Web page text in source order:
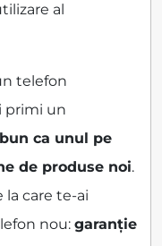
al
telefon
primi un
ca unul pe
de produse noi.
care te-ai
nou: garanție